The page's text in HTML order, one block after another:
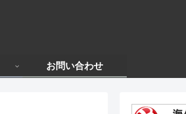
お問い合わせ